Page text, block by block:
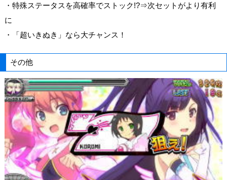
・特殊ステータスを高確率でストック!?⇒次セットがより有利
に
・「超いきぬき」なら大チャンス！
その他